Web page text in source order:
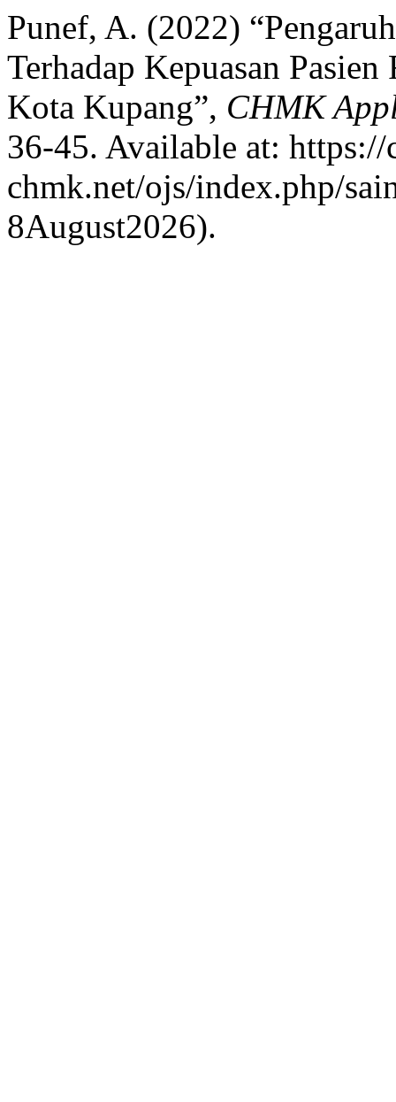
Punef, A. (2022)
Terhadap Kepuasan
Kota Kupang”, CHMK
36-45. Available at: https://
chmk.net/ojs/index.php/
8August2026).